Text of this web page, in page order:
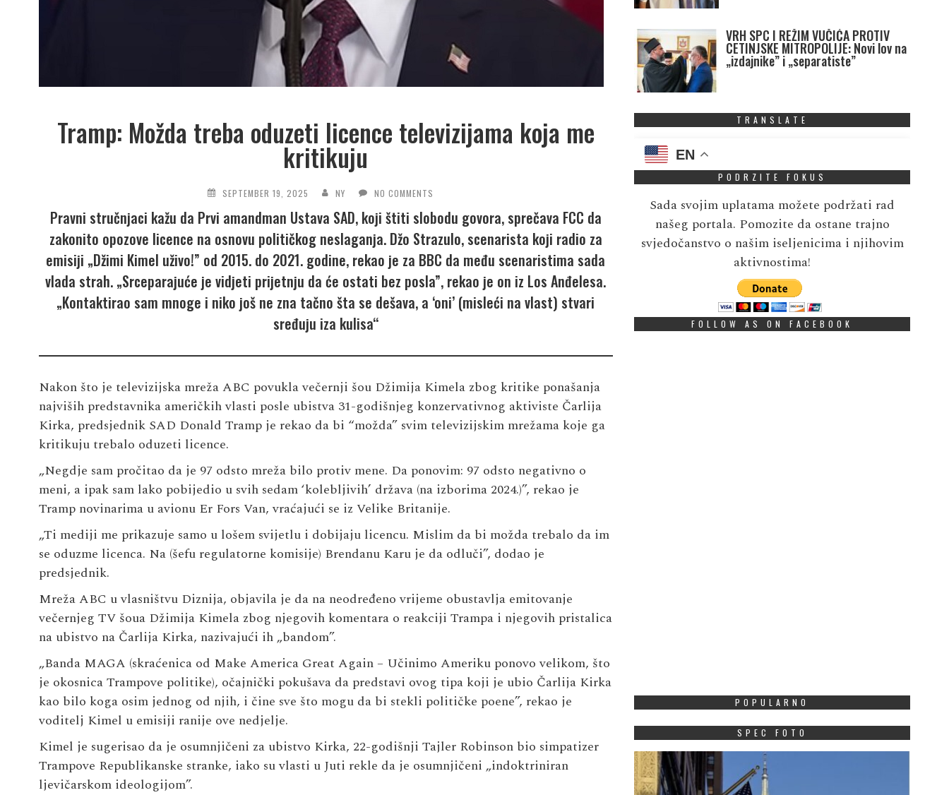
Tramp: Možda treba oduzeti licence televizijama koja me
kritikuju
SEPTEMBER 19, 2025 NY NO COMMENTS
Pravni stručnjaci kažu da Prvi amandman Ustava SAD, koji štiti slobodu govora, sprečava FCC da
zakonito opozove licence na osnovu političkog neslaganja. Džo Strazulo, scenarista koji radio za
emisiji „Džimi Kimel uživo!” od 2015. do 2021. godine, rekao je za BBC da među scenaristima sada
vlada strah. „Srceparajuće je vidjeti prijetnju da će ostati bez posla”, rekao je on iz Los Anđelesa.
„Kontaktirao sam mnoge i niko još ne zna tačno šta se dešava, a ‘oni’ (misleći na vlast) stvari
sređuju iza kulisa“
Nakon što je televizijska mreža ABC povukla večernji šou Džimija Kimela zbog kritike ponašanja
najviših predstavnika američkih vlasti posle ubistva 31-godišnjeg konzervativnog aktiviste Čarlija
Kirka, predsjednik SAD Donald Tramp je rekao da bi “možda” svim televizijskim mrežama koje ga
kritikuju trebalo oduzeti licence.
„Negdje sam pročitao da je 97 odsto mreža bilo protiv mene. Da ponovim: 97 odsto negativno o
meni, a ipak sam lako pobijedio u svih sedam ‘kolebljivih’ država (na izborima 2024.)”, rekao je
Tramp novinarima u avionu Er Fors Van, vraćajući se iz Velike Britanije.
„Ti mediji me prikazuje samo u lošem svijetlu i dobijaju licencu. Mislim da bi možda trebalo da im
se oduzme licenca. Na (šefu regulatorne komisije) Brendanu Karu je da odluči”, dodao je
predsjednik.
Mreža ABC u vlasništvu Diznija, objavila je da na neodređeno vrijeme obustavlja emitovanje
večernjeg TV šoua Džimija Kimela zbog njegovih komentara o reakciji Trampa i njegovih pristalica
na ubistvo na Čarlija Kirka, nazivajući ih „bandom”.
„Banda MAGA (skraćenica od Make America Great Again – Učinimo Ameriku ponovo velikom, što
je okosnica Trampove politike), očajnički pokušava da predstavi ovog tipa koji je ubio Čarlija Kirka
kao bilo koga osim jednog od njih, i čine sve što mogu da bi stekli političke poene”, rekao je
voditelj Kimel u emisiji ranije ove nedjelje.
Kimel je sugerisao da je osumnjičeni za ubistvo Kirka, 22-godišnji Tajler Robinson bio simpatizer
Trampove Republikanske stranke, iako su vlasti u Juti rekle da je osumnjičeni „indoktriniran
ljevičarskom ideologijom”.
VRH SPC I REŽIM VUČIĆA PROTIV
CETINJSKE MITROPOLIJE: Novi lov na
„izdajnike” i „separatiste”
TRANSLATE
EN
PODRZITE FOKUS
Sada svojim uplatama možete podržati rad
našeg portala. Pomozite da ostane trajno
svjedočanstvo o našim iseljenicima i njihovim
aktivnostima!
FOLLOW AS ON FACEBOOK
POPULARNO
SPEC FOTO